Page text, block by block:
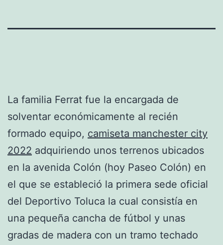
La familia Ferrat fue la encargada de
solventar económicamente al recién
formado equipo, camiseta manchester city
2022 adquiriendo unos terrenos ubicados
en la avenida Colón (hoy Paseo Colón) en
el que se estableció la primera sede oficial
del Deportivo Toluca la cual consistía en
una pequeña cancha de fútbol y unas
gradas de madera con un tramo techado